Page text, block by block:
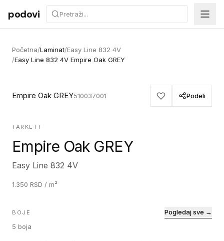
Preskoči na sadržaj
podovi
Početna/Laminat/Easy Line 832 4V
/Easy Line 832 4V Empire Oak GREY
Empire Oak GREY510037001 Podeli
TARKETT
Empire Oak GREY
Easy Line 832 4V
1.350 RSD / m²
BOJE
5 boja
Pogledaj sve →